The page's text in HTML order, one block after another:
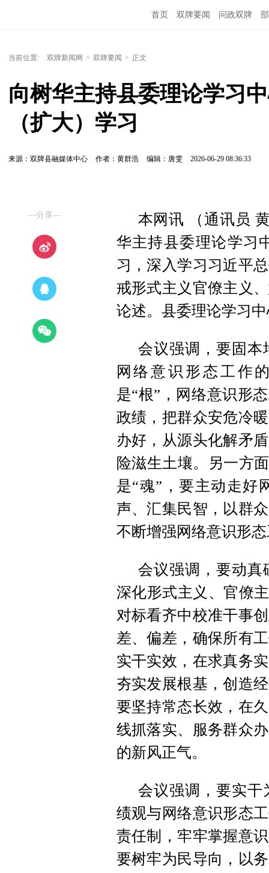
首页 双牌要闻 问政双牌
当前位置: 双牌新闻网 > 双牌要闻 > 正文
向树华主持县委理论学习
（扩大）学习
来源：双牌县融媒体中心 作者：黄群浩 编辑：唐雯 2026-06-29 08:36:33
—分享—
本网讯 （通讯员
华主持县委理论学习
习，深入学习习近平
戒形式主义官僚主义
论述。县委理论学习
会议强调，要固本
网络意识形态工作
是“根”，网络意识形
政绩，把群众安危冷
办好，从源头化解矛
险滋生土壤。另一方
是“魂”，要主动走好
声、汇集民智，以群
不断增强网络意识形
会议强调，要动真
深化形式主义、官僚
对标看齐中校准干事
差、偏差，确保所有
实干实效，在求真务
夯实发展根基，创造
要坚持常态长效，在
线抓落实、服务群众
的新风正气。
会议强调，要实干
绩观与网络意识形态
责任制，牢牢掌握意
要树牢为民导向，以